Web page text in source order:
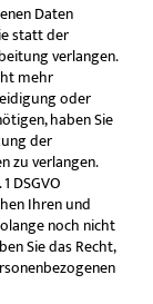
Daten
statt der
verlangen.
mehr
oder
haben Sie
der
zu verlangen.
DSGVO
Ihren und
noch nicht
Sie das Recht,